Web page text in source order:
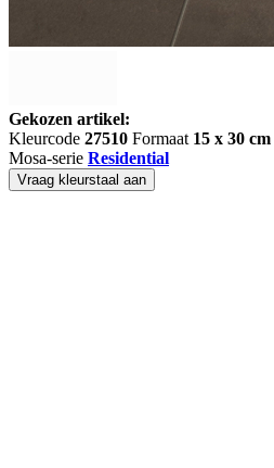
Gekozen artikel:
Kleurcode 27510 Formaat 15 x 30 cm
Mosa-serie Residential
Vraag kleurstaal aan